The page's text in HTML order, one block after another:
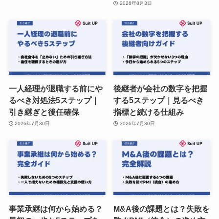
2026年8月3日
一人経理が退職する前にや
るべき対処法5ステップ｜
引き継ぎと後任確保
2026年7月30日
後継者が会社の数字を把握
する5ステップ｜見るべき
指標と続ける仕組み
2026年7月30日
事業承継は何から始める？
M&A後の課題とは？失敗を